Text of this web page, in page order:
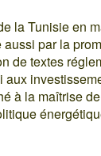
la Tunisie en
aussi par la
de textes
aux
à la maîtrise